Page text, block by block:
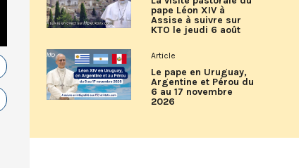
pape Léon XIV à
Assise à suivre sur
KTO le jeudi 6 août
Article
Le pape en Uruguay,
Argentine et Pérou du
6 au 17 novembre
2026